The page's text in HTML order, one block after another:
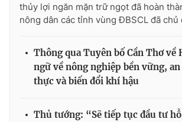
thủy lợi ngăn mặn trữ ngọt đã hoàn
nông dân các tỉnh vùng ĐBSCL đã chủ
Thông qua Tuyên bố Cần Thơ về
ngữ về nông nghiệp bền vững,
thực và biến đổi khí hậu
Thủ tướng: “Sẽ tiếp tục đầu tư